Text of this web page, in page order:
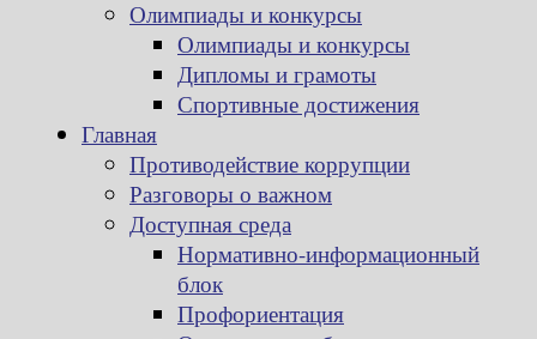
Олимпиады и конкурсы
Олимпиады и конкурсы
Дипломы и грамоты
Спортивные достижения
Главная
Противодействие коррупции
Разговоры о важном
Доступная среда
Нормативно-информационный
блок
Профориентация